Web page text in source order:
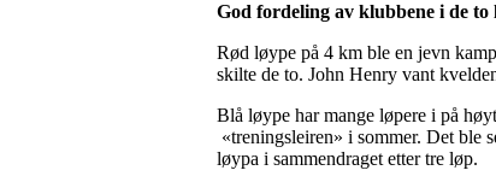
God fordeling av klubbene i de to
Rød løype på 4 km ble en jevn
skilte de to. John Henry vant
Blå løype har mange løpere i på
«treningsleiren» i sommer. Det ble
løypa i sammendraget etter tre løp.